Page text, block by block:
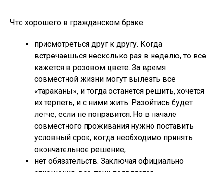
Что хорошего в гражданском браке:
присмотреться друг к другу. Когда
встречаешься несколько раз в неделю, то все
кажется в розовом цвете. За время
совместной жизни могут вылезть все
«тараканы», и тогда останется решить, хочется
их терпеть, и с ними жить. Разойтись будет
легче, если не понравится. Но в начале
совместного проживания нужно поставить
условный срок, когда необходимо принять
окончательное решение;
нет обязательств. Заключая официально